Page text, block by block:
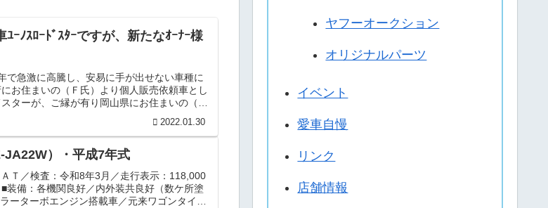
ﾉｽﾛｰﾄﾞｽﾀｰですが、新たなｵｰﾅｰ様
急激に高騰し、安易に手が出せない車種に
お住まいの（Ｆ氏）より個人販売依頼車とし
ターが、ご縁が有り岡山県にお住まいの（Ｍ
引き渡しが行われ、前オーナー（Ｆ氏）の元
ーノ...
2022.01.30
）・平成7年式
Ｔ／検査：令和8年3月／走行表示：118,000
装備：各機関良好／内外装共良好（数ケ所塗
ーターボエンジン搭載車／元来ワゴンタイプ
ヤフーオークション
オリジナルパーツ
イベント
愛車自慢
リンク
店舗情報